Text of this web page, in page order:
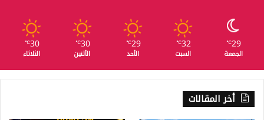
29
℃
الجمعة
32
℃
السبت
29
℃
الأحد
30
℃
الأثنين
30
℃
الثلاثاء
أخر المقالات